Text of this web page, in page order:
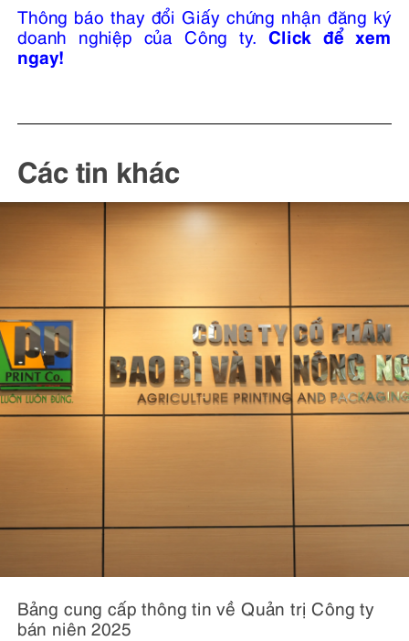
Thông báo thay đổi Giấy chứng nhận đăng ký
doanh nghiệp của Công ty.Click để xem
ngay!
Các tin khác
Bảng cung cấp thông tin về Quản trị Công ty
bán niên 2025